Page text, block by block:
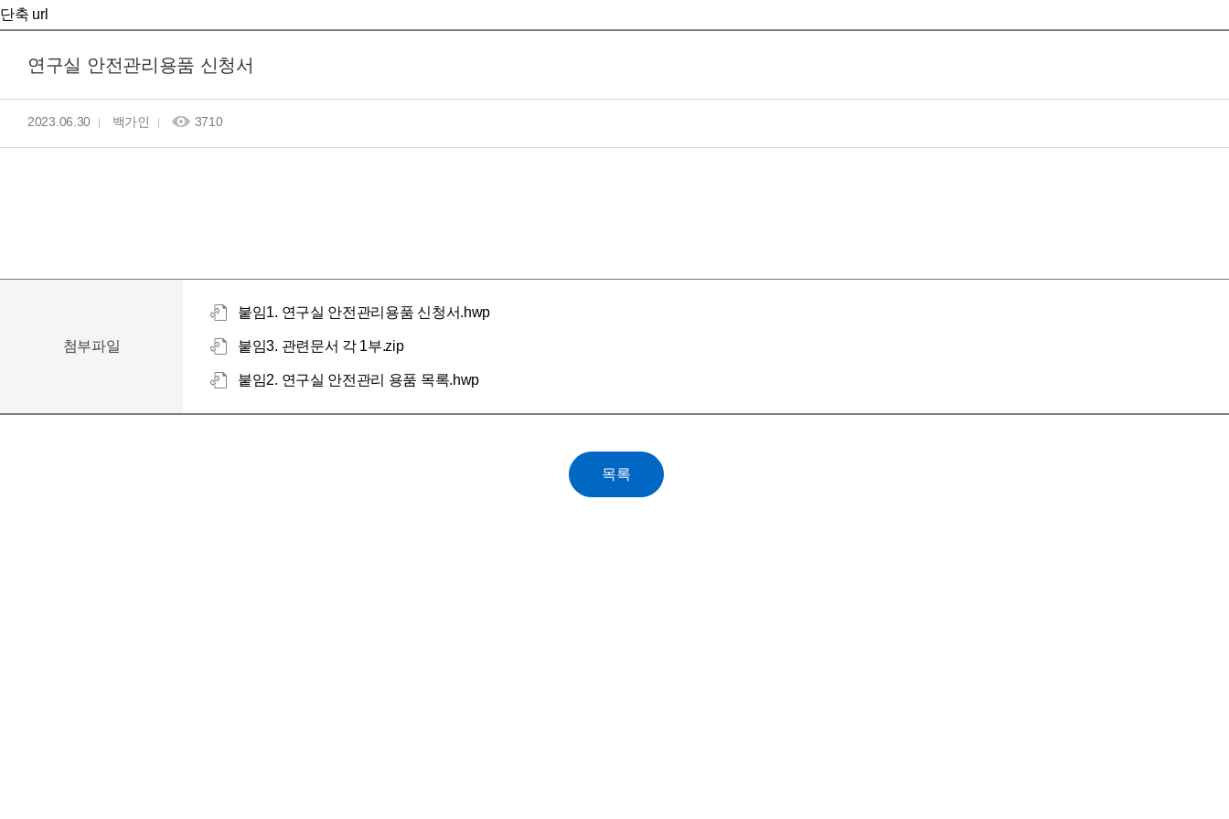
단축 url
연구실 안전관리용품 신청서
2023.06.30 백가인 3710
첨부파일
붙임1. 연구실 안전관리용품 신청서.hwp
붙임3. 관련문서 각 1부.zip
붙임2. 연구실 안전관리 용품 목록.hwp